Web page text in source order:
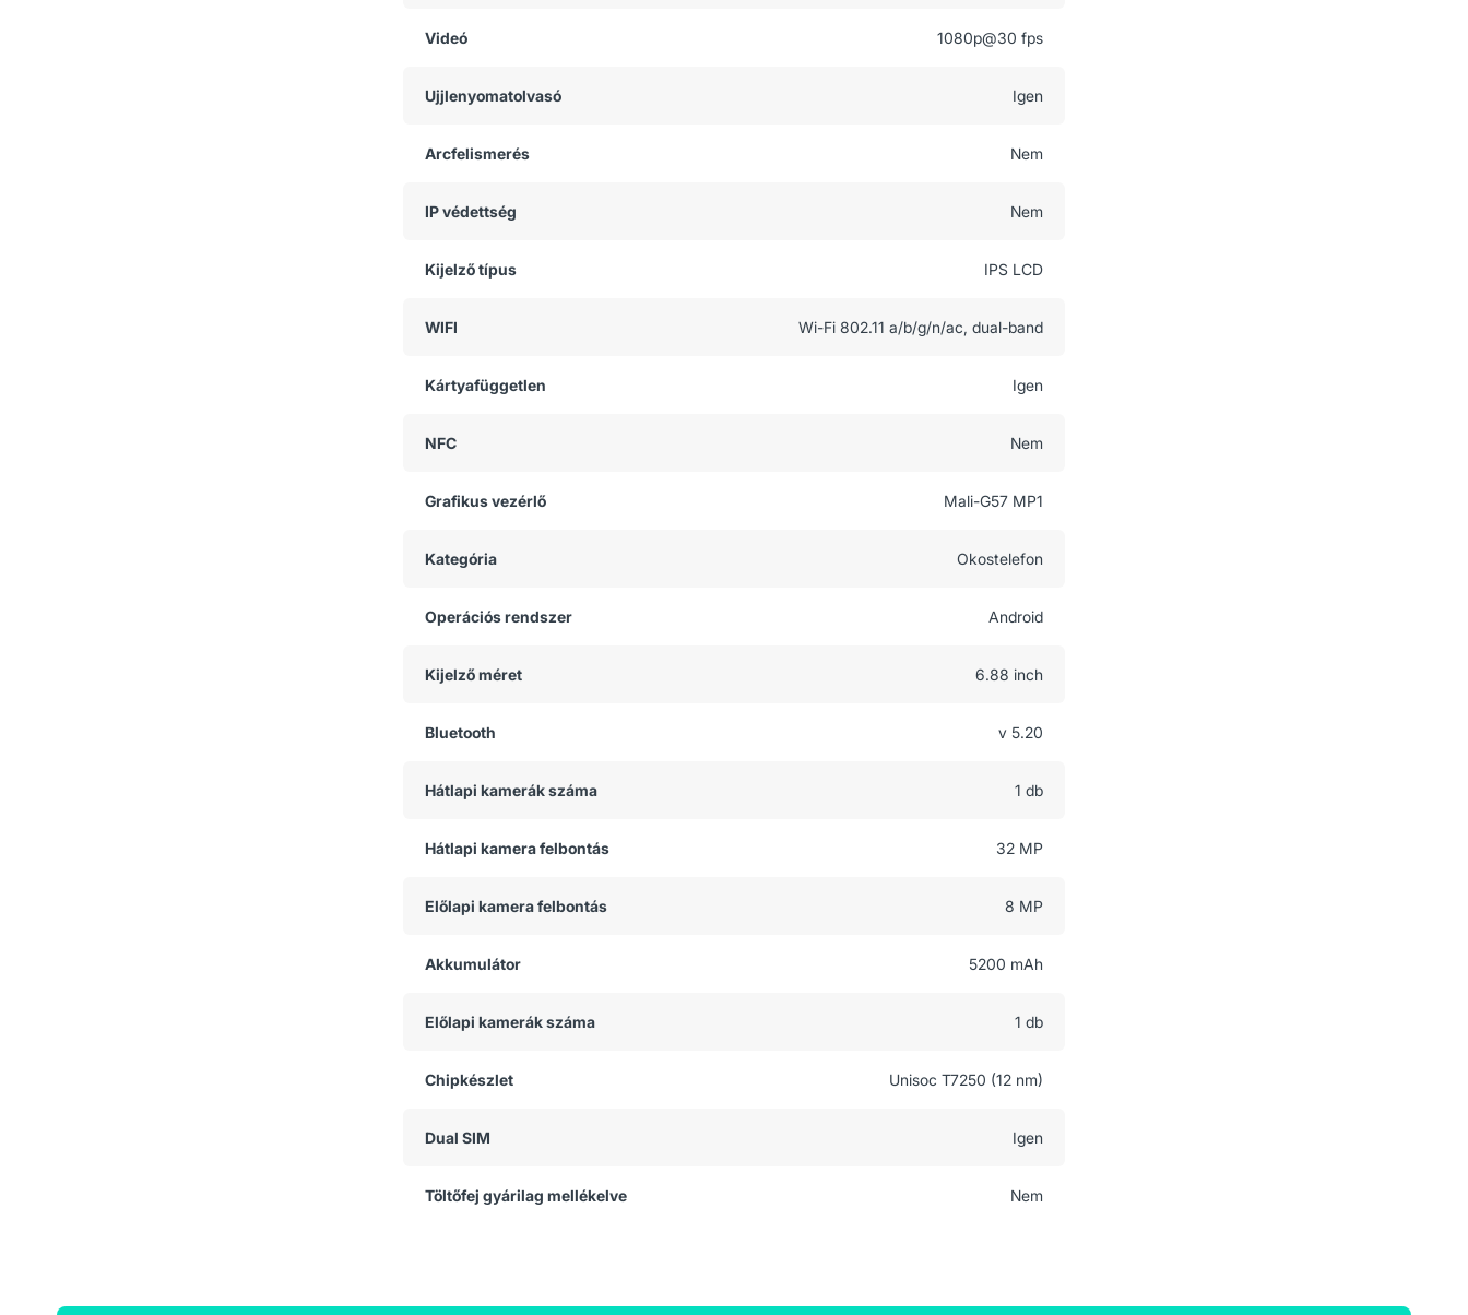
Videó 1080p@30 fps
Ujjlenyomatolvasó Igen
Arcfelismerés Nem
IP védettség Nem
Kijelző típus IPS LCD
WIFI Wi-Fi 802.11 a/b/g/n/ac, dual-band
Kártyafüggetlen Igen
NFC Nem
Grafikus vezérlő Mali-G57 MP1
Kategória Okostelefon
Operációs rendszer Android
Kijelző méret 6.88 inch
Bluetooth v 5.20
Hátlapi kamerák száma 1 db
Hátlapi kamera felbontás 32 MP
Előlapi kamera felbontás 8 MP
Akkumulátor 5200 mAh
Előlapi kamerák száma 1 db
Chipkészlet Unisoc T7250 (12 nm)
Dual SIM Igen
Töltőfej gyárilag mellékelve Nem